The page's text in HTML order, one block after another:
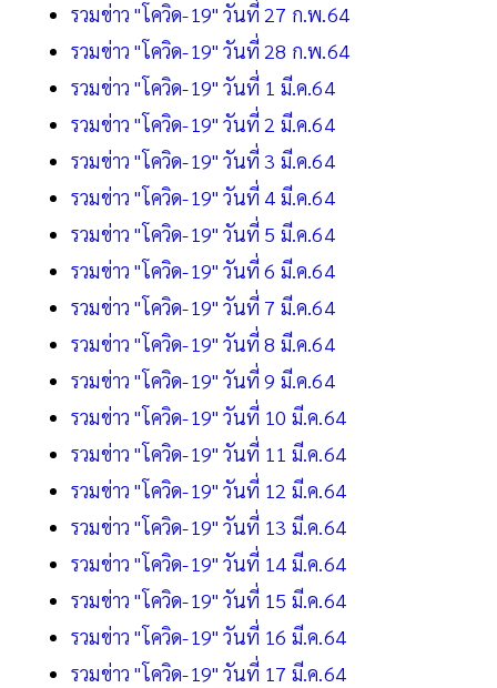
รวมข่าว "โควิด-19" วันที่ 27 ก.พ.64
รวมข่าว "โควิด-19" วันที่ 28 ก.พ.64
รวมข่าว "โควิด-19" วันที่ 1 มี.ค.64
รวมข่าว "โควิด-19" วันที่ 2 มี.ค.64
รวมข่าว "โควิด-19" วันที่ 3 มี.ค.64
รวมข่าว "โควิด-19" วันที่ 4 มี.ค.64
รวมข่าว "โควิด-19" วันที่ 5 มี.ค.64
รวมข่าว "โควิด-19" วันที่ 6 มี.ค.64
รวมข่าว "โควิด-19" วันที่ 7 มี.ค.64
รวมข่าว "โควิด-19" วันที่ 8 มี.ค.64
รวมข่าว "โควิด-19" วันที่ 9 มี.ค.64
รวมข่าว "โควิด-19" วันที่ 10 มี.ค.64
รวมข่าว "โควิด-19" วันที่ 11 มี.ค.64
รวมข่าว "โควิด-19" วันที่ 12 มี.ค.64
รวมข่าว "โควิด-19" วันที่ 13 มี.ค.64
รวมข่าว "โควิด-19" วันที่ 14 มี.ค.64
รวมข่าว "โควิด-19" วันที่ 15 มี.ค.64
รวมข่าว "โควิด-19" วันที่ 16 มี.ค.64
รวมข่าว "โควิด-19" วันที่ 17 มี.ค.64